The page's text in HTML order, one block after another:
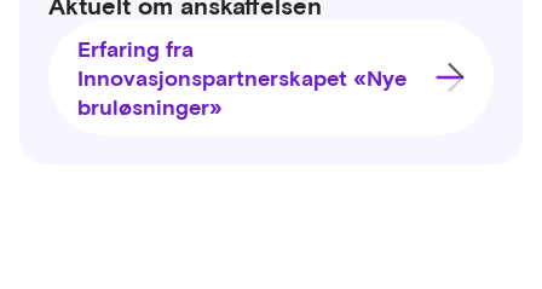
Erfaring fra
Innovasjonspartnerskapet «Nye
bruløsninger»